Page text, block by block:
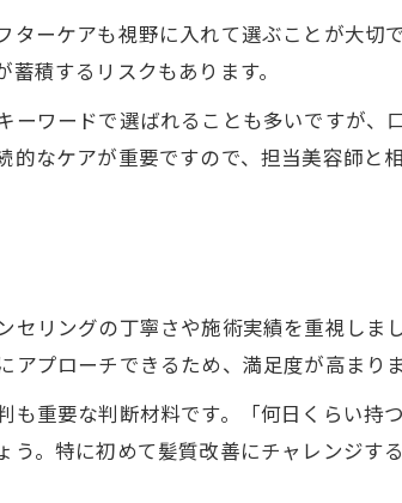
ーケアも視野に入れて選ぶことが大切
積するリスクもあります。
ワードで選ばれることも多いですが
なケアが重要ですので、担当美容師と
リングの丁寧さや施術実績を重視しま
アプローチできるため、満足度が高まり
重要な判断材料です。「何日くらい持
。特に初めて髪質改善にチャレンジす